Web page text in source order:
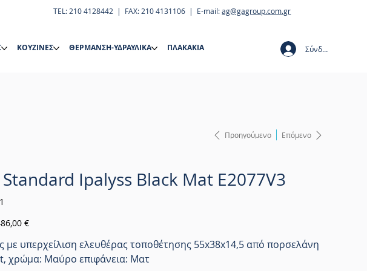
TEL: 210 4128442 | FAX: 210 4131106 | E-mail:ag@gagroup.com.gr
ΚΟΥΖΙΝΕΣ ΘΕΡΜΑΝΣΗ-ΥΔΡΑΥΛΙΚΑ ΠΛΑΚΑΚΙΑ Σύνδεση
Προηγούμενο Επόμενο
Ipalyss Black Mat E2077V3
€
με υπερχείλιση ελευθέρας τοποθέτησης 55x38x14,5 από πορσελάνη
χρώμα: Μαύρο επιφάνεια: Ματ